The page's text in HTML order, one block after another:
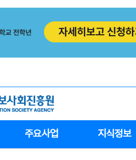
주요사업 지식정보